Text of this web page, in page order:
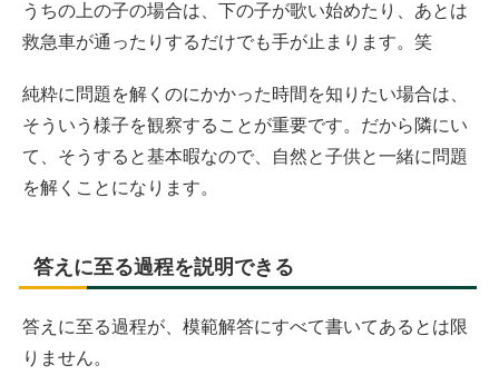
うちの上の子の場合は、下の子が歌い始めたり、あとは
救急車が通ったりするだけでも手が止まります。笑
純粋に問題を解くのにかかった時間を知りたい場合は、
そういう様子を観察することが重要です。だから隣にい
て、そうすると基本暇なので、自然と子供と一緒に問題
を解くことになります。
答えに至る過程を説明できる
答えに至る過程が、模範解答にすべて書いてあるとは限
りません。